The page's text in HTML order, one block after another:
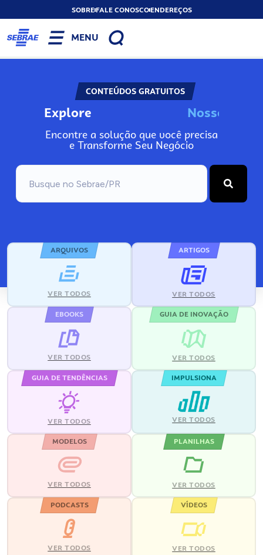
SOBREFALE CONOSCOENDEREÇOS
MENU
CONTEÚDOS GRATUITOS
Explore No
Encontre a solução que você precisa
e Transforme Seu Negócio
ARQUIVOS
VER TODOS
ARTIGOS
VER TODOS
EBOOKS
VER TODOS
GUIA DE INOVAÇÃO
VER TODOS
GUIA DE TENDÊNCIAS
VER TODOS
IMPULSIONA
VER TODOS
MODELOS
VER TODOS
PLANILHAS
VER TODOS
PODCASTS
VER TODOS
VÍDEOS
VER TODOS